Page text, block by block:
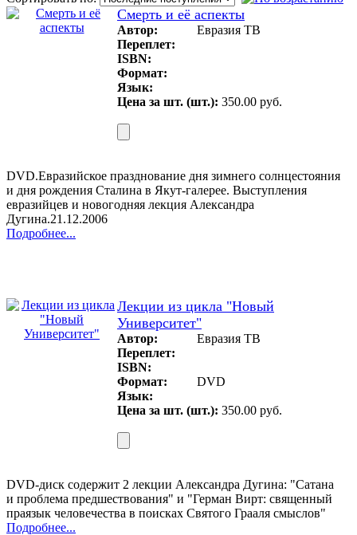
Смерть и её аспекты
Автор:
Евразия ТВ
Переплет:
ISBN:
Формат:
Язык:
Цена за шт. (шт.): 350.00 руб.
DVD.Евразийское празднование дня зимнего солнцестояния
и дня рождения Сталина в Якут-галерее. Выступления
евразийцев и новогодняя лекция Александра
Дугина.21.12.2006
Подробнее...
Лекции из цикла "Новый
Университет"
Автор:
Евразия ТВ
Переплет:
ISBN:
Формат:
DVD
Язык:
Цена за шт. (шт.): 350.00 руб.
DVD-диск содержит 2 лекции Александра Дугина: "Сатана
и проблема предшествования" и "Герман Вирт: священный
праязык человечества в поисках Святого Грааля смыслов"
Подробнее...